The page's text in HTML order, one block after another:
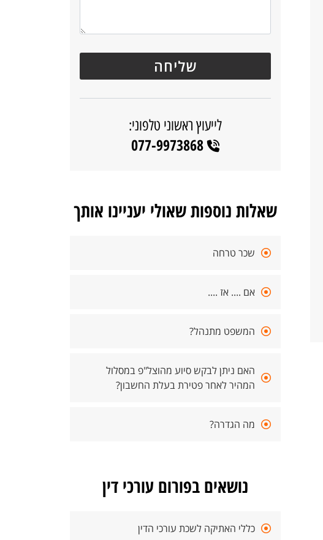
לייעוץ ראשוני טלפוני:
077-9973868
שאלות נוספות שאולי יעניינו אותך
שכר טרחה
אם .... אז ....
המשפט מתנהל?
האם ניתן לבקש סיוע מהוצל"פ במסלול
המהיר לאחר פטירת בעלת החשבון?
מה הגדרה?
נושאים בפורום עורכי דין
כללי האתיקה לשכת עורכי הדין